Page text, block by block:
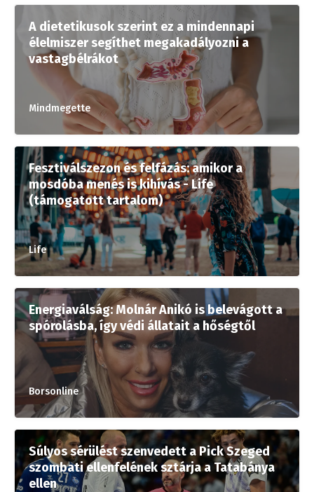
A dietetikusok szerint ez a mindennapi
élelmiszer segíthet megakadályozni a
vastagbélrákot
Mindmegette
Fesztiválszezon és felfázás: amikor a
mosdóba menés is kihívás - Life
(támogatott tartalom)
Life
Energiaválság: Molnár Anikó is belevágott a
spórolásba, így védi állatait a hőségtől
Borsonline
Súlyos sérülést szenvedett a Pick Szeged
szombati ellenfelének sztárja a Tatabánya
ellen